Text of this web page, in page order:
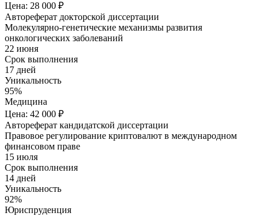
Цена: 28 000 ₽
Автореферат докторской диссертации
Молекулярно-генетические механизмы развития
онкологических заболеваний
22 июня
Срок выполнения
17 дней
Уникальность
95%
Медицина
Цена: 42 000 ₽
Автореферат кандидатской диссертации
Правовое регулирование криптовалют в международном
финансовом праве
15 июля
Срок выполнения
14 дней
Уникальность
92%
Юриспруденция